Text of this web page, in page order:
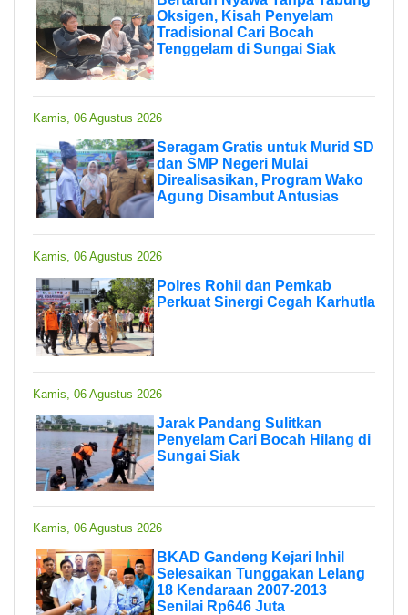
Oksigen, Kisah Penyelam
Tradisional Cari Bocah
Tenggelam di Sungai Siak
Kamis, 06 Agustus 2026
Seragam Gratis untuk Murid SD
dan SMP Negeri Mulai
Direalisasikan, Program Wako
Agung Disambut Antusias
Kamis, 06 Agustus 2026
Polres Rohil dan Pemkab
Perkuat Sinergi Cegah Karhutla
Kamis, 06 Agustus 2026
Jarak Pandang Sulitkan
Penyelam Cari Bocah Hilang di
Sungai Siak
Kamis, 06 Agustus 2026
BKAD Gandeng Kejari Inhil
Selesaikan Tunggakan Lelang
18 Kendaraan 2007-2013
Senilai Rp646 Juta